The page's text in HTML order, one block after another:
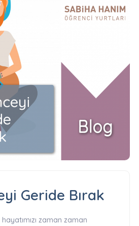
Geride Bırak
zaman zaman